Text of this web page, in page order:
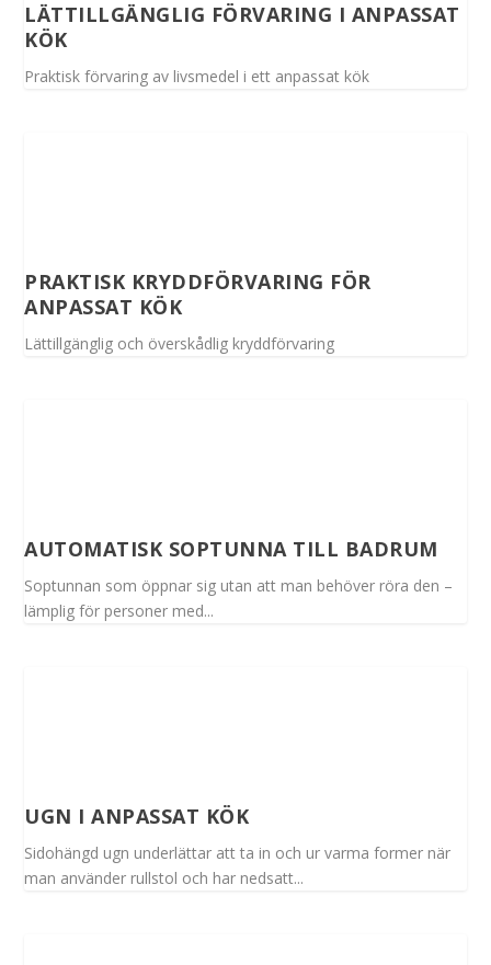
LÄTTILLGÄNGLIG FÖRVARING I ANPASSAT
KÖK
Praktisk förvaring av livsmedel i ett anpassat kök
PRAKTISK KRYDDFÖRVARING FÖR
ANPASSAT KÖK
Lättillgänglig och överskådlig kryddförvaring
AUTOMATISK SOPTUNNA TILL BADRUM
Soptunnan som öppnar sig utan att man behöver röra den –
lämplig för personer med...
UGN I ANPASSAT KÖK
Sidohängd ugn underlättar att ta in och ur varma former när
man använder rullstol och har nedsatt...